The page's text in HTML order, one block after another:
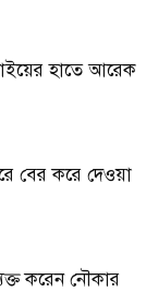
হাতে আরেক
বের করে দেওয়া
করেন নৌকার